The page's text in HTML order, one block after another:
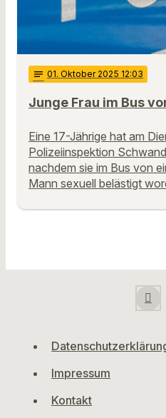
notes 01. Oktober 2025 12:03
Junge Frau im Bus
Eine 17-Jährige hat am
Polizeiinspektion
nachdem sie im Bus von
Mann sexuell belästigt
Impressum
Kontakt